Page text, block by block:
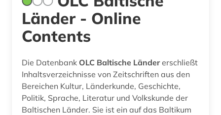
Länder - Online
Contents
Die Datenbank OLC Baltische Ländererschließt
Inhaltsverzeichnisse von Zeitschriften aus den
Bereichen Kultur, Länderkunde, Geschichte,
Politik, Sprache, Literatur und Volkskunde der
Baltischen Länder. Sie ist ein auf das Baltikum